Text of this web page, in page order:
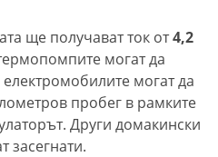
ще получават ток от4,2
могат да
могат да
пробег в рамките
Други домакински
засегнати.